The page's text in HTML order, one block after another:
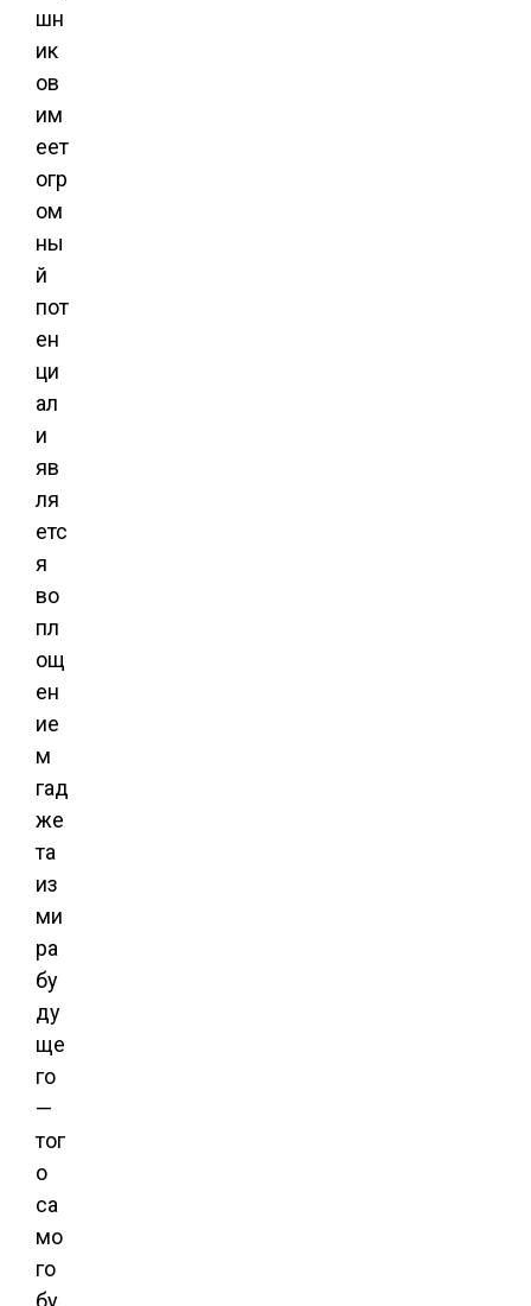
шн
ик
ов
им
еет
огр
ом
ны
й
пот
ен
ци
ал
и
яв
ля
етс
я
во
пл
ощ
ен
ие
м
гад
же
та
из
ми
ра
бу
ду
ще
го
—
тог
о
са
мо
го
бу